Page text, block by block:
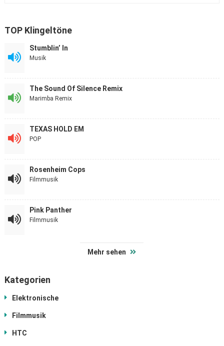
TOP Klingeltöne
Stumblin’ In
Musik
The Sound Of Silence Remix
Marimba Remix
TEXAS HOLD EM
POP
Rosenheim Cops
Filmmusik
Pink Panther
Filmmusik
Mehr sehen
Kategorien
Elektronische
Filmmusik
HTC